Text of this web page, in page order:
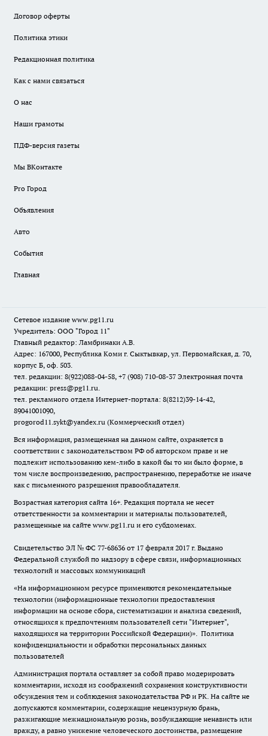
Договор оферты
Политика этики
Редакционная политика
Как с нами связаться
О нас
Наши грамоты
ПДФ-версия газеты
Мы ВКонтакте
Pro Город
Объявления
Авто
События
Главная
Сетевое издание www.pg11.ru
Учредитель: ООО "Город 11"
Главный редактор: Ламбринаки А.В.
Адрес: 167000, Республика Коми г. Сыктывкар, ул. Первомайская, д. 70,
корпус Б, оф. 503.
тел. редакции: 8(922)088-04-58, +7 (908) 710-08-37 Электронная почта
редакции: press@pg11.ru.
тел. рекламного отдела Интернет-портала: 8(8212)39-14-42,
89041001090,
progorod11.sykt@yandex.ru (Коммерческий отдел)
Вся информация, размещенная на данном сайте, охраняется в
соответствии с законодательством РФ об авторском праве и не
подлежит использованию кем-либо в какой бы то ни было форме, в
том числе воспроизведению, распространению, переработке не иначе
как с письменного разрешения правообладателя.
Возрастная категория сайта 16+. Редакция портала не несет
ответственности за комментарии и материалы пользователей,
размещенные на сайте www.pg11.ru и его субдоменах.
Свидетельство ЭЛ № ФС 77-68636 от 17 февраля 2017 г. Выдано
Федеральной службой по надзору в сфере связи, информационных
технологий и массовых коммуникаций
«На информационном ресурсе применяются рекомендательные
технологии (информационные технологии предоставления
информации на основе сбора, систематизации и анализа сведений,
относящихся к предпочтениям пользователей сети "Интернет",
находящихся на территории Российской Федерации)». Политика
конфиденциальности и обработки персональных данных
пользователей
Администрация портала оставляет за собой право модерировать
комментарии, исходя из соображений сохранения конструктивности
обсуждения тем и соблюдения законодательства РФ и РК. На сайте не
допускаются комментарии, содержащие нецензурную брань,
разжигающие межнациональную рознь, возбуждающие ненависть или
вражду, а равно унижение человеческого достоинства, размещение